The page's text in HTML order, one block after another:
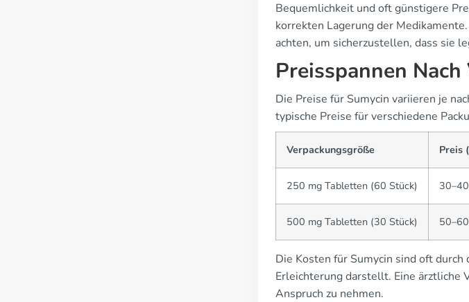
Bequemlichkeit und oft günstigere
korrekten Lagerung der
achten, um sicherzustellen, dass sie
Preisspannen
Die Preise für Sumycin variieren je
typische Preise für verschiedene
Verpackungsgröße Preis
250 mg Tabletten (60 Stück) 30–40
500 mg Tabletten (30 Stück) 50–60
Die Kosten für Sumycin sind oft
Erleichterung darstellt. Eine ärztliche
Anspruch zu nehmen.